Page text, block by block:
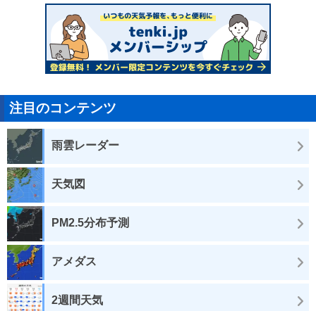
注目のコンテンツ
雨雲レーダー
天気図
PM2.5分布予測
アメダス
2週間天気